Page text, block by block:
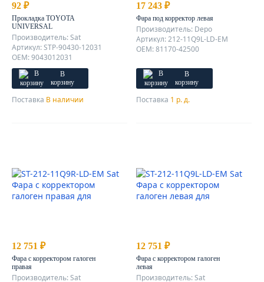
92 ₽
Прокладка TOYOTA
UNIVERSAL
Производитель: Sat
Артикул: STP-90430-12031
OEM: 9043012031
В
корзину
Поставка В наличии
17 243 ₽
Фара под корректор левая
Производитель: Depo
Артикул: 212-11Q9L-LD-EM
OEM: 81170-42500
В
корзину
Поставка 1 р. д.
12 751 ₽
Фара с корректором галоген
правая
Производитель: Sat
12 751 ₽
Фара с корректором галоген
левая
Производитель: Sat